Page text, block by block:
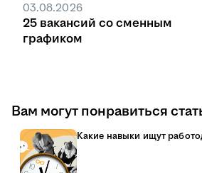
03.08.2026
25 вакансий со сменным
графиком
Вам могут понравиться
Какие навыки ищут